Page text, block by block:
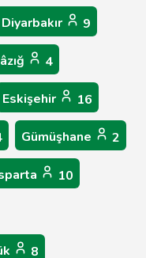
Diyarbakır 9
4
Eskişehir 16
Gümüşhane 2
10
8